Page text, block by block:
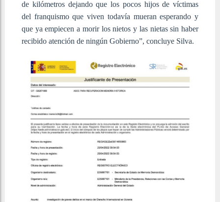
de kilómetros dejando que los pocos hijos de víctimas
del franquismo que viven todavía mueran esperando y
que ya empiecen a morir los nietos y las nietas sin haber
recibido atención de ningún Gobierno”, concluye Silva.